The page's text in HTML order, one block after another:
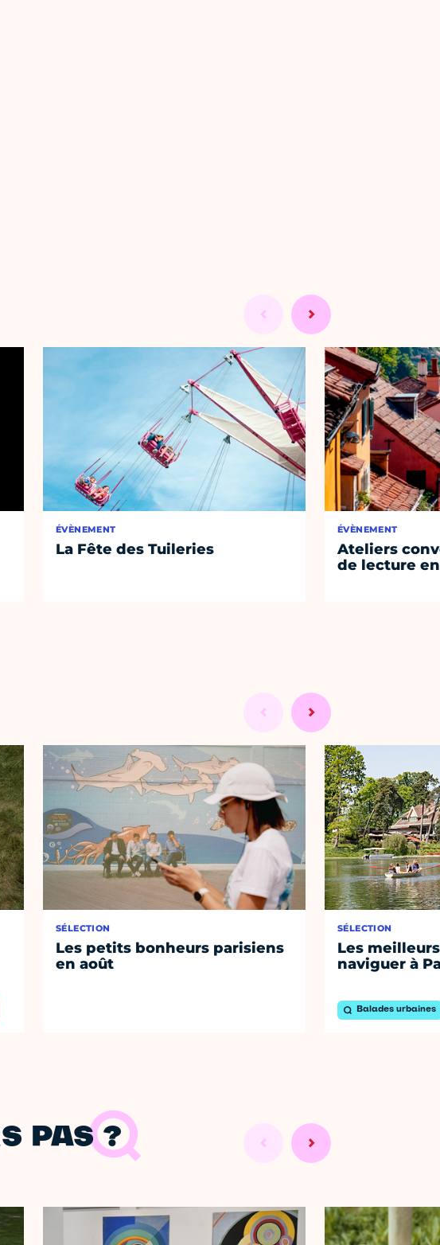
ÉVÈNEMENT
La Fête des Tuileries
ÉVÈNEMENT
Ateliers
de lecture
SÉLECTION
Les petits bonheurs parisiens
en août
SÉLECTION
Les
naviguer à
Balades urbaines
PAS ?